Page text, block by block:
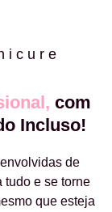
com
Incluso!
de
tudo e se torne
que esteja